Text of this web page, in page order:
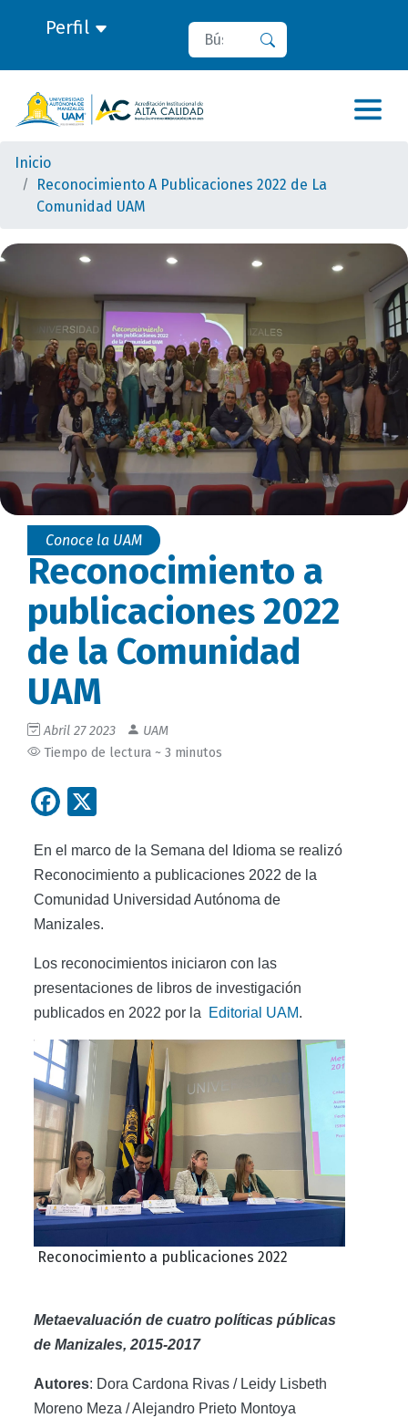
Perfil Buscar
Inicio
Reconocimiento A Publicaciones 2022 de La
Comunidad UAM
Conoce la UAM
Reconocimiento a
publicaciones 2022
de la Comunidad
UAM
Abril 27 2023
UAM
Tiempo de lectura ~ 3 minutos
Facebook
En el marco de la Semana del Idioma se realizó
Reconocimiento a publicaciones 2022 de la
Comunidad Universidad Autónoma de
Manizales.
Los reconocimientos iniciaron con las
presentaciones de libros de investigación
publicados en 2022 por la
Editorial UAM.
Reconocimiento a publicaciones 2022
Metaevaluación de cuatro políticas públicas
de Manizales, 2015-2017
Autores: Dora Cardona Rivas / Leidy Lisbeth
Moreno Meza / Alejandro Prieto Montoya